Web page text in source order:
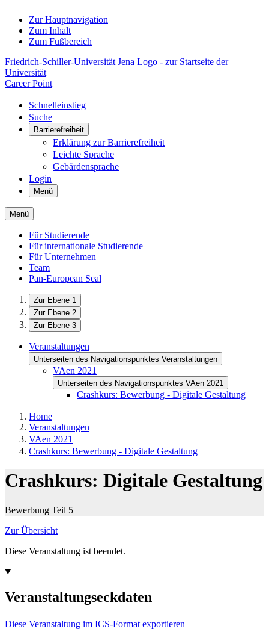
Zur Hauptnavigation
Zum Inhalt
Zum Fußbereich
Friedrich-Schiller-Universität Jena Logo - zur Startseite der
Universität
Career Point
Schnelleinstieg
Suche
Barrierefreiheit
Erklärung zur Barrierefreiheit
Leichte Sprache
Gebärdensprache
Login
Menü
Menü
Für Studierende
Für internationale Studierende
Für Unternehmen
Team
Pan-European Seal
Zur Ebene 1
Zur Ebene 2
Zur Ebene 3
Veranstaltungen
Unterseiten des Navigationspunktes Veranstaltungen
VAen 2021
Unterseiten des Navigationspunktes VAen 2021
Crashkurs: Bewerbung - Digitale Gestaltung
Home
Veranstaltungen
VAen 2021
Crashkurs: Bewerbung - Digitale Gestaltung
Crashkurs: Digitale Gestaltung
Bewerbung Teil 5
Zur Übersicht
Diese Veranstaltung ist beendet.
Veranstaltungseckdaten
Diese Veranstaltung im ICS-Format exportieren